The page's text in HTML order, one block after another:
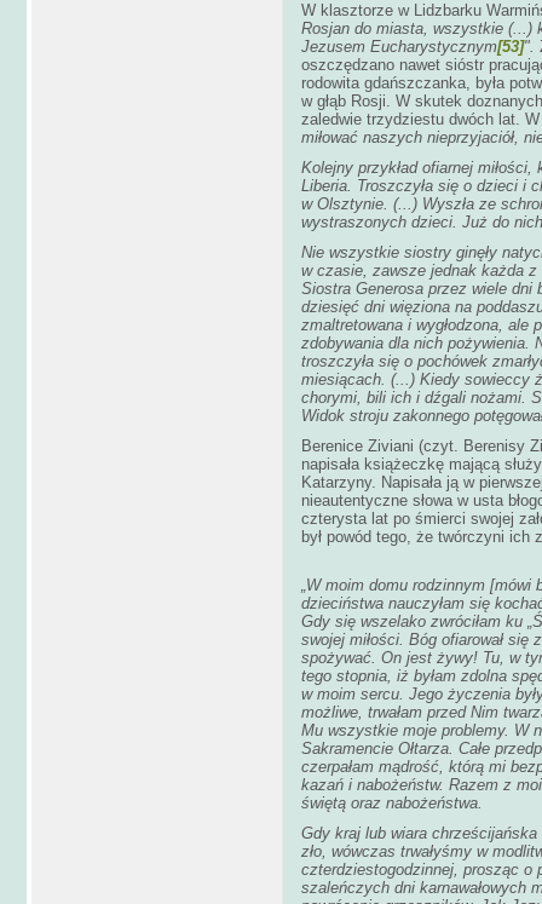
W klasztorze w Lidzbarku
Rosjan do miasta, wszystkie (...)
Jezusem Eucharystycznym[53]".
oszczędzano nawet sióstr
rodowita gdańszczanka, była
w głąb Rosji. W skutek
zaledwie trzydziestu dwóch lat. W
miłować naszych nieprzyjaciół,
Kolejny przykład ofiarnej
Liberia. Troszczyła się o dzieci i
w Olsztynie. (...) Wyszła ze
wystraszonych dzieci. Już do
Nie wszystkie siostry ginęły
w czasie, zawsze jednak każda z
Siostra Generosa przez wiele dni
dziesięć dni więziona na
zmaltretowana i wygłodzona, ale
zdobywania dla nich pożywienia.
troszczyła się o pochówek
miesiącach. (...) Kiedy sowieccy
chorymi, bili ich i dźgali nożami.
Widok stroju zakonnego
Berenice Ziviani (czyt. Berenisy
napisała książeczkę mającą
Katarzyny. Napisała ją w
nieautentyczne słowa w usta
czterysta lat po śmierci swojej
był powód tego, że twórczyni ich
„W moim domu rodzinnym [mówi
dzieciństwa nauczyłam się
Gdy się wszelako zwróciłam ku
swojej miłości. Bóg ofiarował się
spożywać. On jest żywy! Tu, w
tego stopnia, iż byłam zdolna
w moim sercu. Jego życzenia
możliwe, trwałam przed Nim
Mu wszystkie moje problemy. W
Sakramencie Ołtarza. Całe
czerpałam mądrość, którą mi
kazań i nabożeństw. Razem z
świętą oraz nabożeństwa.
Gdy kraj lub wiara chrześcijańska
zło, wówczas trwałyśmy w
czterdziestogodzinnej, prosząc o
szaleńczych dni karnawałowych